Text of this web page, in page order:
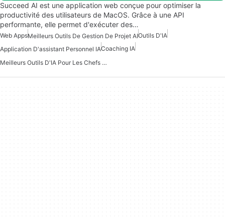
Succeed AI est une application web conçue pour optimiser la
productivité des utilisateurs de MacOS. Grâce à une API
performante, elle permet d'exécuter des…
Web AppsMeilleurs Outils De Gestion De Projet AIOutils D'IA
Application D'assistant Personnel IACoaching IA
Meilleurs Outils D'IA Pour Les Chefs De Produit